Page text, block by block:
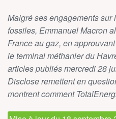
Malgré ses engagements sur
fossiles, Emmanuel Macron
France au gaz, en
le terminal méthanier du
articles publiés mercredi 28
Disclose remettent en
montrent comment